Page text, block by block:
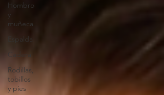
Hombro
y
muñeca
Espalda
Cadera
Rodillas,
tobillos
y pies